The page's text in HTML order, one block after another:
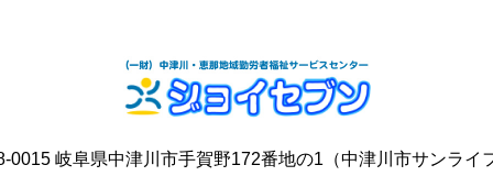
0015 岐阜県中津川市手賀野172番地の1 （中津川市サンライ